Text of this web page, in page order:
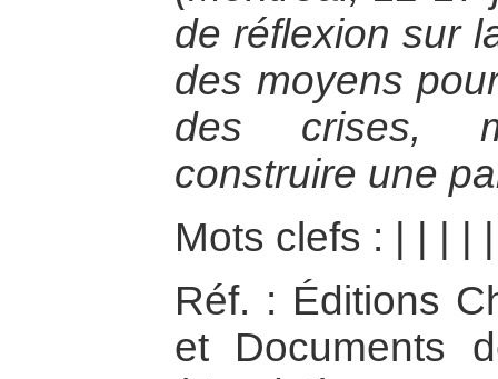
de réflexion sur
des moyens
des crises,
construire une
Mots clefs :
Réf. : Éditions
et Documents